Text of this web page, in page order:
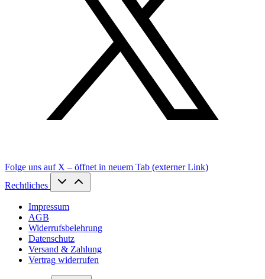
Folge uns auf X – öffnet in neuem Tab (externer Link)
Rechtliches
Impressum
AGB
Widerrufsbelehrung
Datenschutz
Versand & Zahlung
Vertrag widerrufen